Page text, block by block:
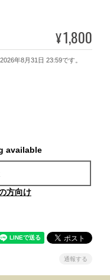
¥1,800
年8月31日 23:59です。
available
方向け
通報する